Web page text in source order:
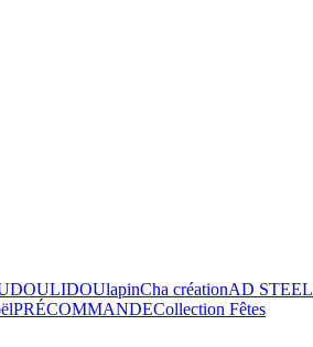
lapinCha créationAD STEEL
PRÉCOMMANDECollection Fêtes